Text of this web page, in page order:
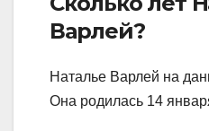
Варлей?
Наталье Варлей на
Она родилась 14